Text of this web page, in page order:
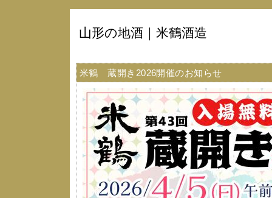
山形の地酒｜米鶴酒造
米鶴 蔵開き2026開催のお知らせ